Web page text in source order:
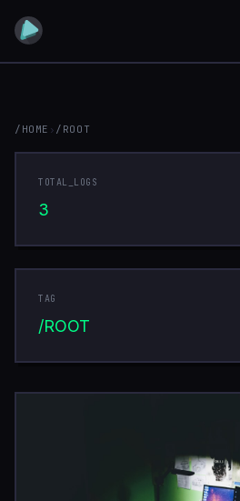
/HOME › /ROOT
TOTAL_LOGS
3
TAG
/ROOT